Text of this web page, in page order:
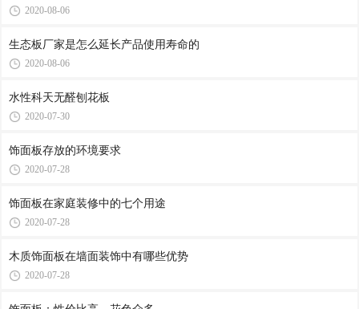
2020-08-06
生态板厂家是怎么延长产品使用寿命的
2020-08-06
水性科天无醛刨花板
2020-07-30
饰面板存放的环境要求
2020-07-28
饰面板在家庭装修中的七个用途
2020-07-28
木质饰面板在墙面装饰中有哪些优势
2020-07-28